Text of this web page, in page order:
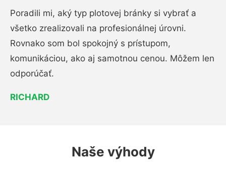
Poradili mi, aký typ plotovej bránky si vybrať a
všetko zrealizovali na profesionálnej úrovni.
Rovnako som bol spokojný s prístupom,
komunikáciou, ako aj samotnou cenou. Môžem len
odporúčať.
RICHARD
Naše výhody